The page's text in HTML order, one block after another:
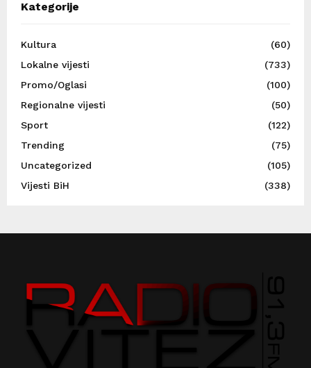
Kategorije
Kultura
(60)
Lokalne vijesti
(733)
Promo/Oglasi
(100)
Regionalne vijesti
(50)
Sport
(122)
Trending
(75)
Uncategorized
(105)
Vijesti BiH
(338)